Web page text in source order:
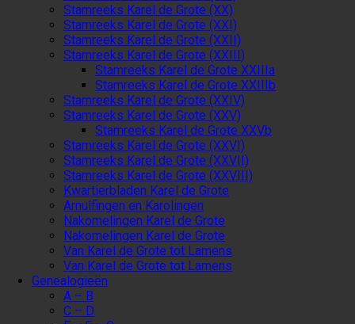
Stamreeks Karel de Grote (XX)
Stamreeks Karel de Grote (XXI)
Stamreeks Karel de Grote (XXII)
Stamreeks Karel de Grote (XXIII)
Stamreeks Karel de Grote XXIIIa
Stamreeks Karel de Grote XXIIIb
Stamreeks Karel de Grote (XXIV)
Stamreeks Karel de Grote (XXV)
Stamreeks Karel de Grote XXVb
Stamreeks Karel de Grote (XXVI)
Stamreeks Karel de Grote (XXVII)
Stamreeks Karel de Grote (XXVIII)
Kwartierbladen Karel de Grote
Arnulfingen en Karolingen
Nakomelingen Karel de Grote
Nakomelingen Karel de Grote
Van Karel de Grote tot Lamens
Van Karel de Grote tot Lamens
Genealogieën
A – B
C – D